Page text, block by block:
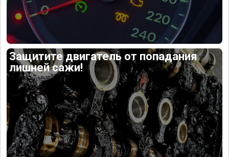
Защитите двигатель от попадания
лишней сажи!